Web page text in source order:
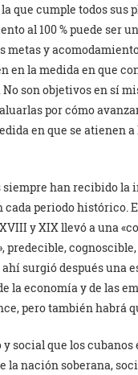
que cumple todos sus
al 100 % puede ser
metas y
en la medida en que
son objetivos en sí
por cómo
en que se atienen a
han recibido la
periodo histórico.
y XIX llevó a una
predecible,
surgió después una
la economía y de las
pero también habrá
social que los cubanos
la nación soberana,